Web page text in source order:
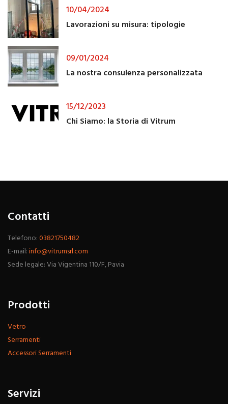
10/04/2024
Lavorazioni su misura: tipologie
09/01/2024
La nostra consulenza personalizzata
15/12/2023
Chi Siamo: la Storia di Vitrum
Contatti
Telefono:03821750482
E-mail:info@vitrumsrl.com
Sede legale: Via Vigentina 110/F, Pavia
Prodotti
Vetro
Serramenti
Accessori Serramenti
Servizi